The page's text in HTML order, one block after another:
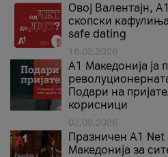
Овој Валентајн,
скопски кафулиња
safe dating
16.02.2026
А1 Македонија ја
Подари на
корисници
02.02.2026
Празничен A1 Net
Македонија за